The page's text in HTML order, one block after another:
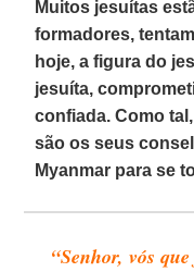
Muitos jesuítas
formadores,
hoje, a figura do
jesuíta,
confiada. Como
são os seus
Myanmar para se
“Senhor, vós